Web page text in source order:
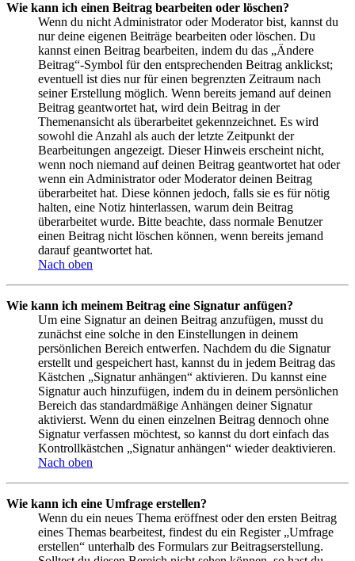
Wie kann ich einen Beitrag bearbeiten oder löschen?
Wenn du nicht Administrator oder Moderator bist, kannst du
nur deine eigenen Beiträge bearbeiten oder löschen. Du
kannst einen Beitrag bearbeiten, indem du das „Ändere
Beitrag“-Symbol für den entsprechenden Beitrag anklickst;
eventuell ist dies nur für einen begrenzten Zeitraum nach
seiner Erstellung möglich. Wenn bereits jemand auf deinen
Beitrag geantwortet hat, wird dein Beitrag in der
Themenansicht als überarbeitet gekennzeichnet. Es wird
sowohl die Anzahl als auch der letzte Zeitpunkt der
Bearbeitungen angezeigt. Dieser Hinweis erscheint nicht,
wenn noch niemand auf deinen Beitrag geantwortet hat oder
wenn ein Administrator oder Moderator deinen Beitrag
überarbeitet hat. Diese können jedoch, falls sie es für nötig
halten, eine Notiz hinterlassen, warum dein Beitrag
überarbeitet wurde. Bitte beachte, dass normale Benutzer
einen Beitrag nicht löschen können, wenn bereits jemand
darauf geantwortet hat.
Nach oben
Wie kann ich meinem Beitrag eine Signatur anfügen?
Um eine Signatur an deinen Beitrag anzufügen, musst du
zunächst eine solche in den Einstellungen in deinem
persönlichen Bereich entwerfen. Nachdem du die Signatur
erstellt und gespeichert hast, kannst du in jedem Beitrag das
Kästchen „Signatur anhängen“ aktivieren. Du kannst eine
Signatur auch hinzufügen, indem du in deinem persönlichen
Bereich das standardmäßige Anhängen deiner Signatur
aktivierst. Wenn du einen einzelnen Beitrag dennoch ohne
Signatur verfassen möchtest, so kannst du dort einfach das
Kontrollkästchen „Signatur anhängen“ wieder deaktivieren.
Nach oben
Wie kann ich eine Umfrage erstellen?
Wenn du ein neues Thema eröffnest oder den ersten Beitrag
eines Themas bearbeitest, findest du ein Register „Umfrage
erstellen“ unterhalb des Formulars zur Beitragserstellung.